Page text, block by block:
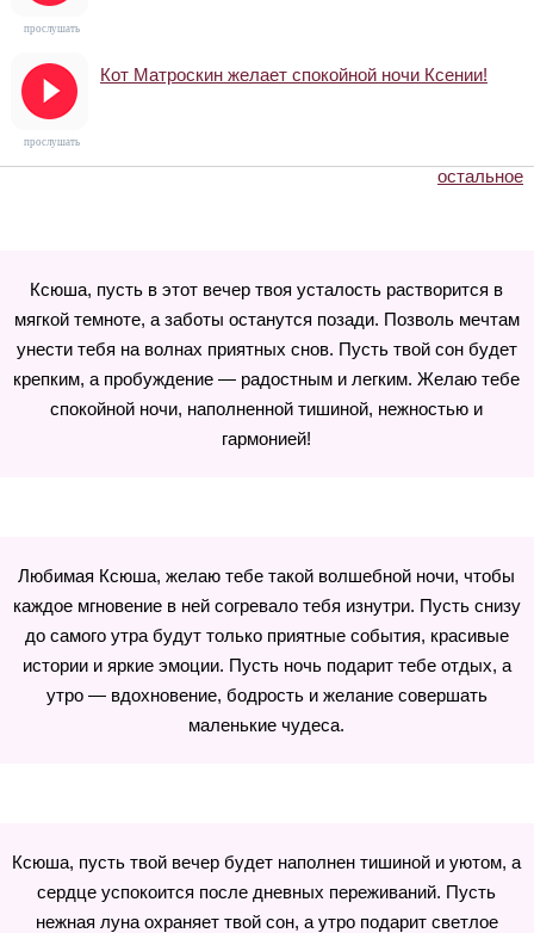
прослушать
Кот Матроскин желает спокойной ночи Ксении!
прослушать
остальное
Ксюша, пусть в этот вечер твоя усталость растворится в
мягкой темноте, а заботы останутся позади. Позволь мечтам
унести тебя на волнах приятных снов. Пусть твой сон будет
крепким, а пробуждение — радостным и легким. Желаю тебе
спокойной ночи, наполненной тишиной, нежностью и
гармонией!
Любимая Ксюша, желаю тебе такой волшебной ночи, чтобы
каждое мгновение в ней согревало тебя изнутри. Пусть снизу
до самого утра будут только приятные события, красивые
истории и яркие эмоции. Пусть ночь подарит тебе отдых, а
утро — вдохновение, бодрость и желание совершать
маленькие чудеса.
Ксюша, пусть твой вечер будет наполнен тишиной и уютом, а
сердце успокоится после дневных переживаний. Пусть
нежная луна охраняет твой сон, а утро подарит светлое